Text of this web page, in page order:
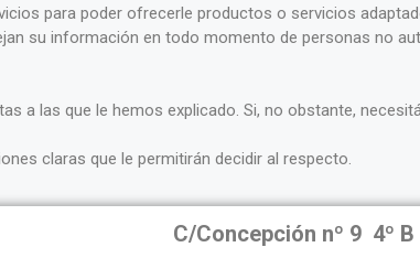
para poder ofrecerle productos o servicios
su información en todo momento de personas no
a las que le hemos explicado. Si, no obstante,
claras que le permitirán decidir al respecto.
C/Concepción nº 9 4º